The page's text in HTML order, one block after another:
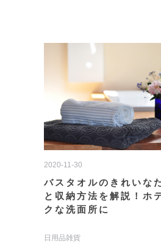
2020-11-30
バスタオルのきれいな
と収納方法を解説！ホ
クな洗面所に
日用品雑貨